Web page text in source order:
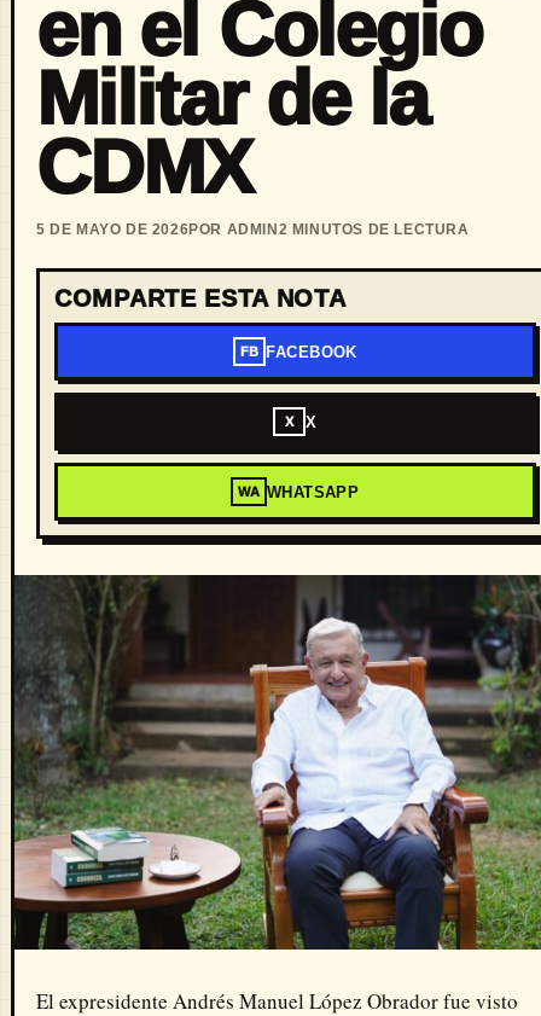
en el Colegio
Militar de la
CDMX
5 DE MAYO DE 2026POR ADMIN 2 MINUTOS DE LECTURA
COMPARTE ESTA NOTA
FB FACEBOOK
X X
WA WHATSAPP
El expresidente Andrés Manuel López Obradorfue visto